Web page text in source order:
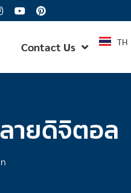
Contact Us TH
EN
ายดิจิตอล